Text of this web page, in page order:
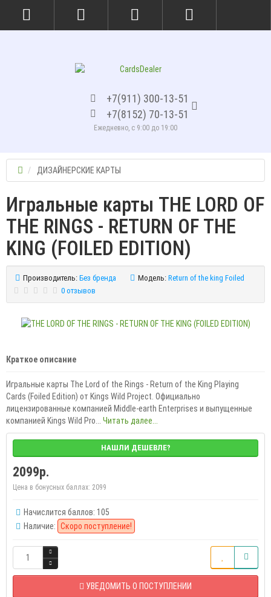
+7(911) 300-13-51
+7(8152) 70-13-51
Ежедневно, с 9:00 до 19:00
ДИЗАЙНЕРСКИЕ КАРТЫ
Игральные карты THE LORD OF
THE RINGS - RETURN OF THE
KING (FOILED EDITION)
Производитель: Без бренда Модель: Return of the king Foiled
0 отзывов
Краткое описание
Игральные карты The Lord of the Rings - Return of the King Playing
Cards (Foiled Edition) от Kings Wild Project. Официально
лицензированные компанией Middle-earth Enterprises и выпущенные
компанией Kings Wild Pro... Читать далее...
НАШЛИ ДЕШЕВЛЕ?
2099р.
Цена в бонусных баллах: 2099
Начислится баллов: 105
Наличие: Скоро поступление!
УВЕДОМИТЬ О ПОСТУПЛЕНИИ